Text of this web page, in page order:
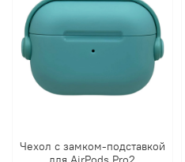
Чехол с замком-подставкой